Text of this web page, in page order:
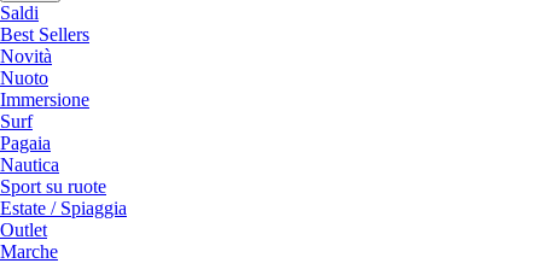
Saldi
Best Sellers
Novità
Nuoto
Immersione
Surf
Pagaia
Nautica
Sport su ruote
Estate / Spiaggia
Outlet
Marche